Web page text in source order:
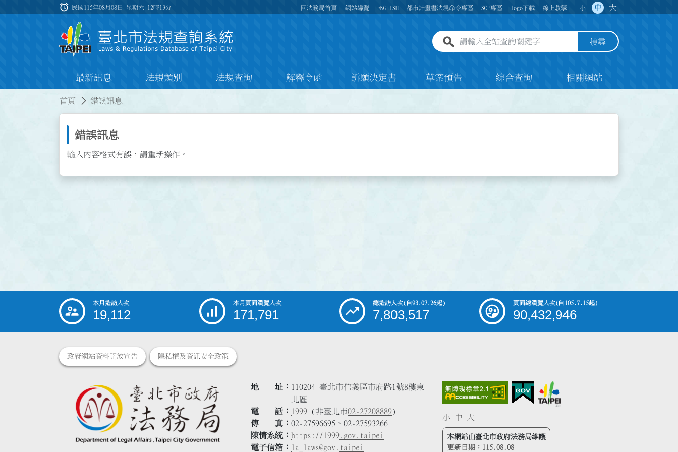
:::
alarm 民國115年08月08日 星期六 12時13分 回法務局首頁 網站導覽 ENGLISH 都市計畫書法規命令專區 SOP專區 logo下載 線上教學 小 中 大
全站查詢關鍵字欄位 搜尋
最新訊息 法規類別 法規查詢 解釋令函 訴願決定書 草案預告 綜合查詢 相關網站
首頁 錯誤訊息
錯誤訊息
輸入內容格式有誤，請重新操作。
::: 本月造訪人次
19,112
本月頁面瀏覽人次
171,791
總造訪人次(自93.07.26起)
7,803,517
頁面總瀏覽人次(自105.7.15起)
90,432,946
政府網站資料開放宣告 隱私權及資訊安全政策
地 址
110204 臺北市信義區市府路1號8樓東
北區
電 話
1999 (非臺北市02-27208889)
傳 真
02-27596695、02-27593266
陳情系統
https://1999.gov.taipei
電子信箱
la_laws@gov.taipei
小 中 大
本網站由臺北市政府法務局維護
更新日期： 115.08.08